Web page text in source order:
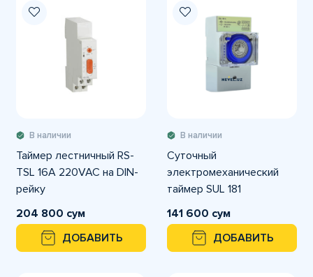
В наличии
Таймер лестничный RS-
TSL 16A 220VAC на DIN-
рейку
204 800 сум
ДОБАВИТЬ
В наличии
Суточный
электромеханический
таймер SUL 181
141 600 сум
ДОБАВИТЬ